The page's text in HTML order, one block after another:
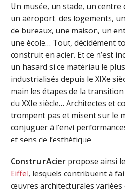
Un musée, un stade, un centre
un aéroport, des logements,
de bureaux, une maison, un
une école… Tout, décidément
construit en acier. Et ce n’est
un hasard si ce matériau le
industrialisés depuis le XIXe
main les étapes de la transition
du XXIe siècle… Architectes et
trompent pas et misent sur le
conjuguer à l’envi
et sens de l’esthétique.
ConstruirAcier propose ainsi
Eiffel, lesquels contribuent à
œuvres architecturales variées